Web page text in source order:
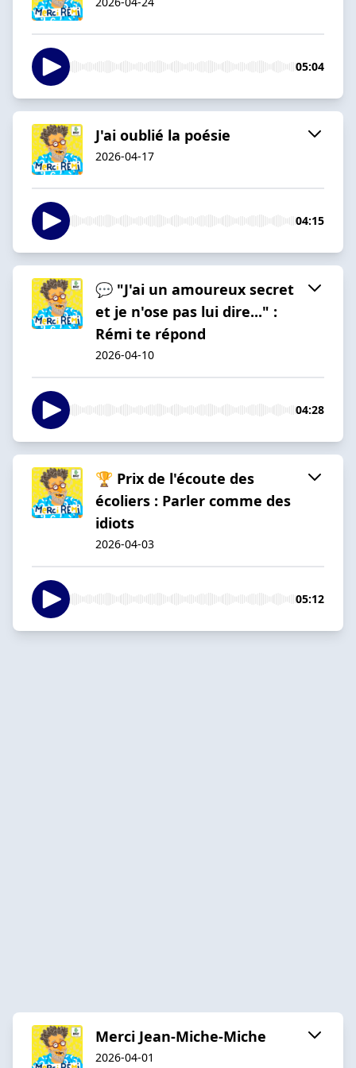
05:04
J'ai oublié la poésie
2026-04-17
04:15
💬 "J'ai un amoureux secret
et je n'ose pas lui dire..." :
Rémi te répond
2026-04-10
04:28
🏆 Prix de l'écoute des
écoliers : Parler comme des
idiots
2026-04-03
05:12
Merci Jean-Miche-Miche
2026-04-01